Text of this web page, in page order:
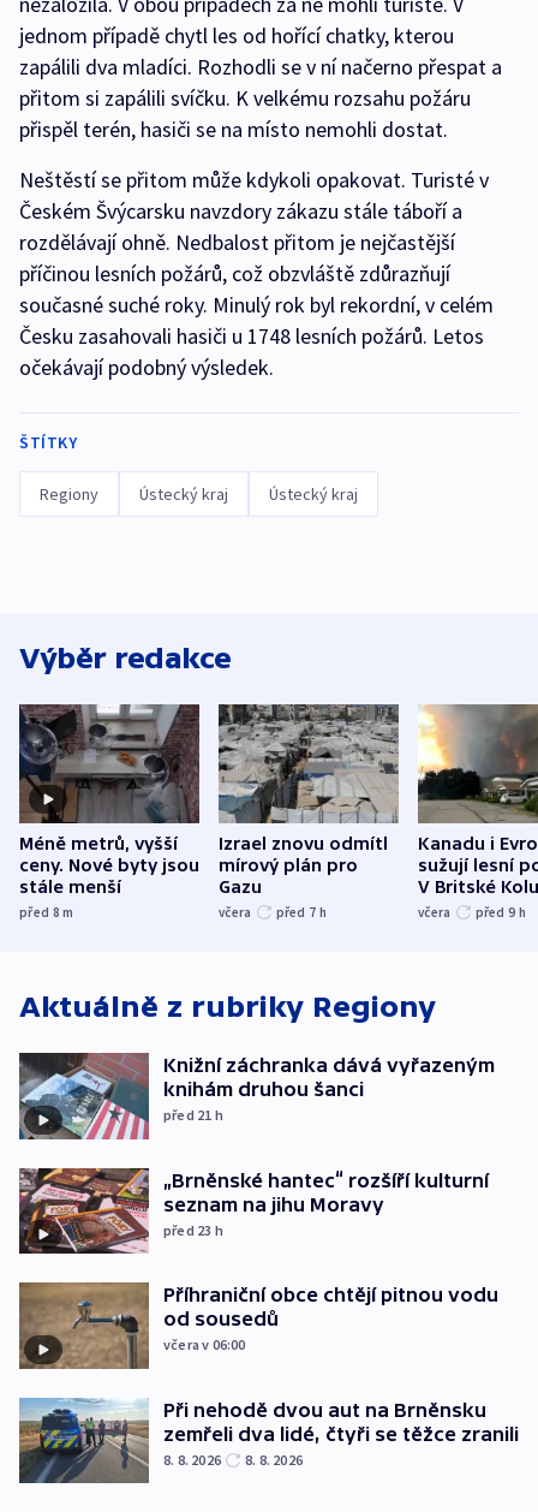
jednom případě chytl les od hořící chatky, kterou
zapálili dva mladíci. Rozhodli se v ní načerno přespat a
přitom si zapálili svíčku. K velkému rozsahu požáru
přispěl terén, hasiči se na místo nemohli dostat.
Neštěstí se přitom může kdykoli opakovat. Turisté v
Českém Švýcarsku navzdory zákazu stále táboří a
rozdělávají ohně. Nedbalost přitom je nejčastější
příčinou lesních požárů, což obzvláště zdůrazňují
současné suché roky. Minulý rok byl rekordní, v celém
Česku zasahovali hasiči u 1748 lesních požárů. Letos
očekávají podobný výsledek.
ŠTÍTKY
Regiony Ústecký kraj Ústecký kraj
Výběr redakce
Méně metrů, vyšší
ceny. Nové byty jsou
stále menší
před 8m
Izrael znovu odmítl
mírový plán pro
Gazu
včera před 7 h
Kanadu i
sužují lesní
V Britské
evakuovali
včera před 9 h
Aktuálně z rubriky Regiony
Knižní záchranka dává vyřazeným
knihám druhou šanci
před 21 h
„Brněnské hantec“ rozšíří kulturní
seznam na jihu Moravy
před 23 h
Příhraniční obce chtějí pitnou vodu
od sousedů
včera v 06:00
Při nehodě dvou aut na Brněnsku
zemřeli dva lidé, čtyři se těžce zranili
8. 8. 2026 8. 8. 2026